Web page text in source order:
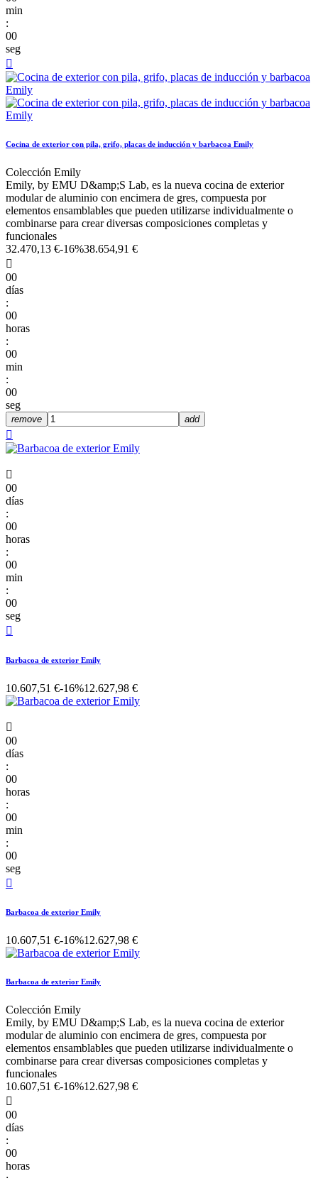
min
:
00
seg

Cocina de exterior con pila, grifo, placas de inducción y barbacoa Emily
Colección Emily
Emily, by EMU D&amp;S Lab, es la nueva cocina de exterior
modular de aluminio con encimera de gres, compuesta por
elementos ensamblables que pueden utilizarse individualmente o
combinarse para crear diversas composiciones completas y
funcionales
32.470,13 €-16%38.654,91 €

00
días
:
00
horas
:
00
min
:
00
seg
remove add


00
días
:
00
horas
:
00
min
:
00
seg

Barbacoa de exterior Emily
10.607,51 €-16%12.627,98 €

00
días
:
00
horas
:
00
min
:
00
seg

Barbacoa de exterior Emily
10.607,51 €-16%12.627,98 €
Barbacoa de exterior Emily
Colección Emily
Emily, by EMU D&amp;S Lab, es la nueva cocina de exterior
modular de aluminio con encimera de gres, compuesta por
elementos ensamblables que pueden utilizarse individualmente o
combinarse para crear diversas composiciones completas y
funcionales
10.607,51 €-16%12.627,98 €

00
días
:
00
horas